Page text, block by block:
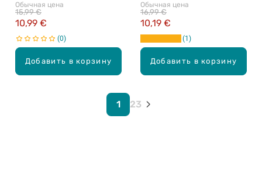
Добавить в корзину
женщин
Обычная цена
10,99 €
15,99 €
0
Добавить в корзину
Обычная цена
10,19 €
16,99 €
1
1 23